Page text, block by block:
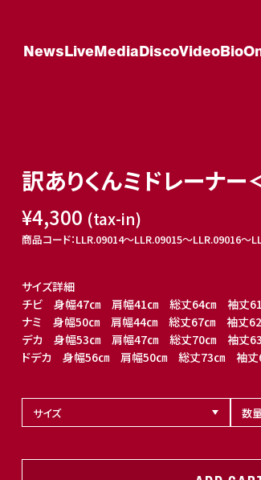
NewsLiveMediaDiscoVideoBio
訳ありくんミドレーナー
¥4,300 (tax-in)
商品コード：LLR.09014〜LLR.09015〜LLR.09016〜
サイズ詳細
チビ 身幅47㎝ 肩幅41㎝ 総丈64㎝ 袖丈
ナミ 身幅50㎝ 肩幅44㎝ 総丈67㎝ 袖丈
デカ 身幅53㎝ 肩幅47㎝ 総丈70㎝ 袖丈
ドデカ 身幅56㎝ 肩幅50㎝ 総丈73㎝ 袖丈